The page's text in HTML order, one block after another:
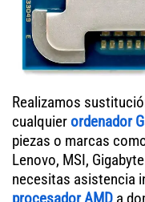
Realizamos
cualquierordenador
piezas o marcas
Lenovo, MSI,
necesitas asistencia
procesador AMD a